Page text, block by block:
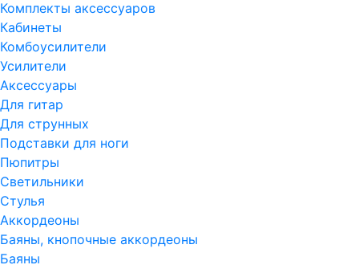
Комплекты аксессуаров
Кабинеты
Комбоусилители
Усилители
Аксессуары
Для гитар
Для струнных
Подставки для ноги
Пюпитры
Светильники
Стулья
Аккордеоны
Баяны, кнопочные аккордеоны
Баяны